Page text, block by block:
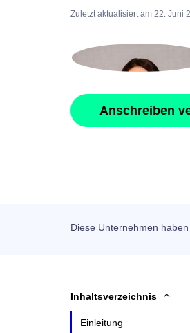
Zuletzt aktualisiert am 22. Juni
Anschreiben
Diese Unternehmen
Inhaltsverzeichnis
Einleitung